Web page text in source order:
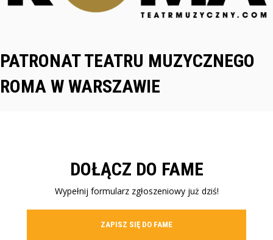
PATRONAT TEATRU MUZYCZNEGO
ROMA W WARSZAWIE
DOŁĄCZ DO FAME
Wypełnij formularz zgłoszeniowy już dziś!
ZAPISZ SIĘ DO FAME